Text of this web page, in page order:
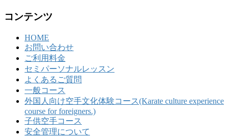
コンテンツ
HOME
お問い合わせ
ご利用料金
セミパーソナルレッスン
よくあるご質問
一般コース
外国人向け空手文化体験コース(Karate culture experience
course for foreigners.)
子供空手コース
安全管理について